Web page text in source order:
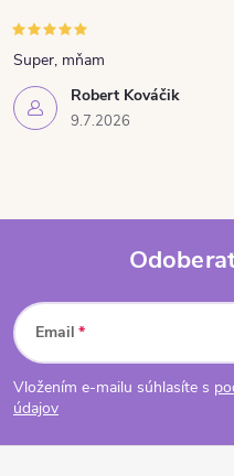
Robert Kováčik
9.7.2026
Super, mňam
Zápätie
Email
Vložením e-mailu súhlasíte s
údajov